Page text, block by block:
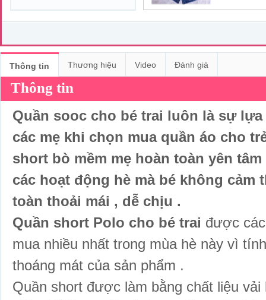
Thông tin Thương hiệu Video Đánh giá
Thông tin
Quần sooc cho bé trai luôn là sự
các mẹ khi chọn mua quần áo cho
short bò mềm mẹ hoàn toàn yên
các hoạt động hè mà bé không cảm
toàn thoải mái , dễ chịu .
Quần short Polo cho bé trai được
mua nhiều nhất trong mùa hè này vì
thoáng mát của sản phẩm .
Quần short được làm bằng chất liệu